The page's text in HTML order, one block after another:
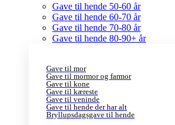
Gave til hende 50-60 år
Gave til hende 60-70 år
Gave til hende 70-80 år
Gave til hende 80-90+ år
Gave til mor
Gave til mormor og farmor
Gave til kone
Gave til kæreste
Gave til veninde
Gave til hende der har alt
Bryllupsdagsgave til hende